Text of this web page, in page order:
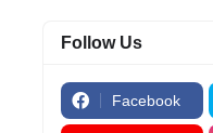
Follow Us
Facebook